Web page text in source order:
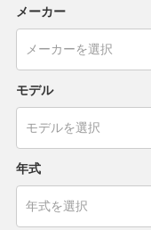
メーカー
モデル
年式